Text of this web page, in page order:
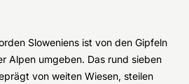
Sloweniens ist von den Gipfeln
Alpen umgeben. Das rund sieben
von weiten Wiesen, steilen